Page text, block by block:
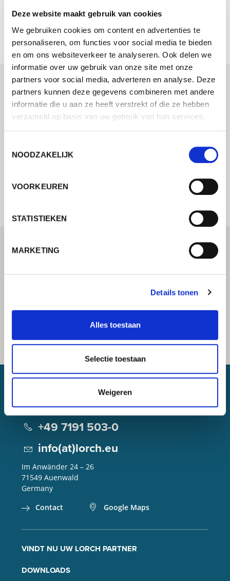
Deze website maakt gebruik van cookies
We gebruiken cookies om content en advertenties te
personaliseren, om functies voor social media te bieden
en om ons websiteverkeer te analyseren. Ook delen we
informatie over uw gebruik van onze site met onze
partners voor social media, adverteren en analyse. Deze
partners kunnen deze gegevens combineren met andere
informatie die u aan ze heeft verstrekt of die ze hebben
verzameld op basis van uw gebruik van hun services.
NOODZAKELIJK
VOORKEUREN
STATISTIEKEN
MARKETING
Details tonen
Alles toestaan
Selectie toestaan
Weigeren
Nu contact opnemen
Neem contact met ons op via ons online
formulier en wij nemen zo spoedig
Lorch Schweißtechnik GmbH
+49 7191 503-0
info(at)lorch.eu
Im Anwänder 24 – 26
71549 Auenwald
Germany
Contact
Google Maps
VINDT NU UW LORCH PARTNER
DOWNLOADS